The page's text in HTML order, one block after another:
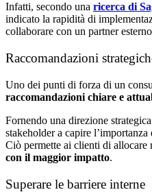
Infatti, secondo una ricerca di
indicato la rapidità di
collaborare con un partner
Raccomandazioni
Uno dei punti di forza di un
raccomandazioni chiare e
Fornendo una direzione
stakeholder a capire l’importanza
Ciò permette ai clienti di allocare
con il maggior impatto.
Superare le barriere interne